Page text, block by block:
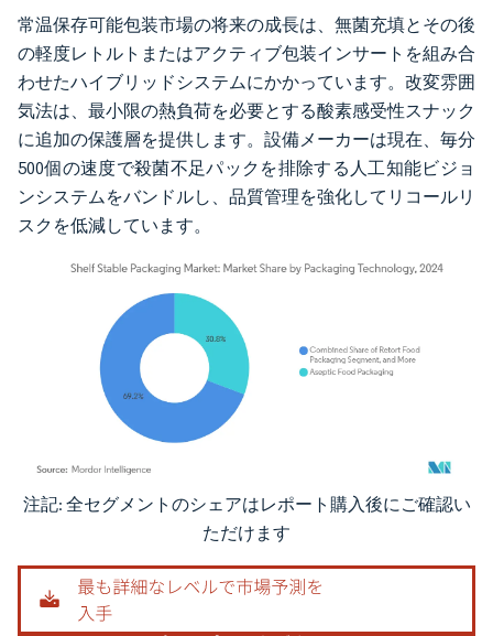
常温保存可能包装市場の将来の成長は、無菌充填とその後
の軽度レトルトまたはアクティブ包装インサートを組み合
わせたハイブリッドシステムにかかっています。改変雰囲
気法は、最小限の熱負荷を必要とする酸素感受性スナック
に追加の保護層を提供します。設備メーカーは現在、毎分
500個の速度で殺菌不足パックを排除する人工知能ビジョ
ンシステムをバンドルし、品質管理を強化してリコールリ
スクを低減しています。
画像 © Mordor Intelligence。再利用にはCC BY 4.0の表示が必要です。
注記: 全セグメントのシェアはレポート購入後にご確認い
ただけます